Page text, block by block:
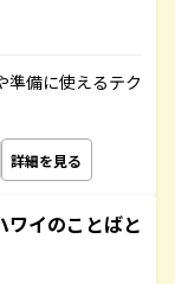
準備に使えるテク
詳細を見る
ワイのことばと